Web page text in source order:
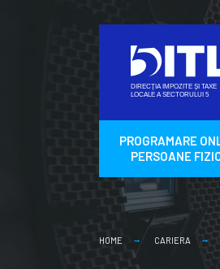
content
PROGRAMARE
PERSOANE
HOME CARIERA